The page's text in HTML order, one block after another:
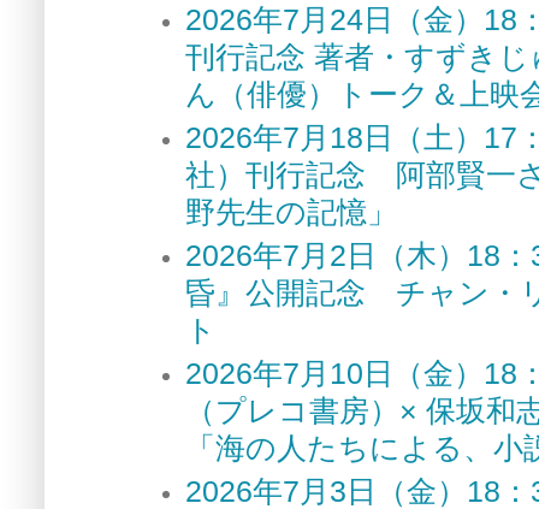
2026年7月24日（金）18
刊行記念 著者・すずき
ん（俳優）トーク＆上
2026年7月18日（土）17
社）刊行記念 阿部賢一
野先生の記憶」
2026年7月2日（木）18
昏』公開記念 チャン・
ト
2026年7月10日（金）
（プレコ書房）× 保坂
「海の人たちによる、
2026年7月3日（金）18